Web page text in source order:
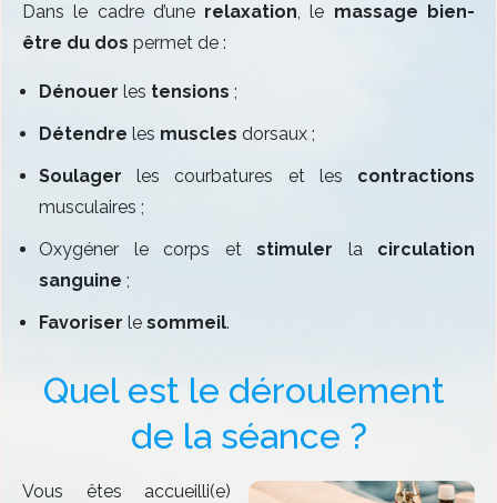
Dans le cadre d’une relaxation, le massage bien-
être du dos permet de :
Dénouer les tensions ;
Détendre les muscles dorsaux ;
Soulager les courbatures et les contractions
musculaires ;
Oxygéner le corps et stimuler la circulation
sanguine ;
Favoriser le sommeil.
Quel est le déroulement
de la séance ?
Vous êtes accueilli(e)